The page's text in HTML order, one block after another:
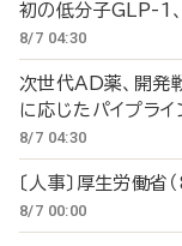
初の低分子GLP-1
8/7 04:30
次世代AD薬、開発
に応じたパイプライ
8/7 04:30
〔人事〕厚生労働
8/7 00:00